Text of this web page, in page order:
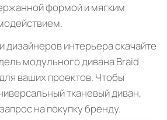
формой и мягким
дизайнеров интерьера скачайте
модульного дивана Braid
ваших проектов. Чтобы
тканевый диван,
на покупку бренду.